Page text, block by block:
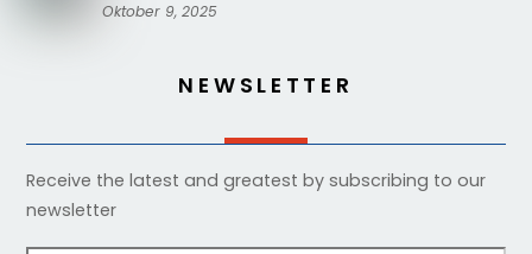
Oktober 9, 2025
NEWSLETTER
Receive the latest and greatest by subscribing to our
newsletter